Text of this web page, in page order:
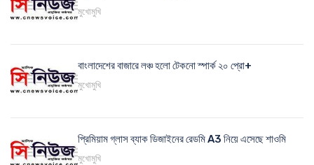
মুখোমুখি
বাংলাদেশের বাজারে লঞ্চ হলো টেকনো স্পার্ক ২০ প্রো+
মুখোমুখি
প্রিমিয়াম গ্লাস ব্যাক ডিজাইনের রেডমি A3 নিয়ে এসেছে শাওমি
মুখোমুখি